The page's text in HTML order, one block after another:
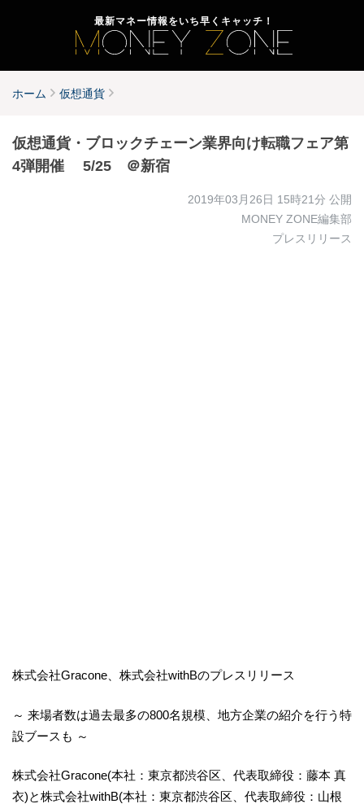
最新マネー情報をいち早くキャッチ！
ホーム 仮想通貨
仮想通貨・ブロックチェーン業界向け転職フェア第
4弾開催 5/25 ＠新宿
2019年03月26日 15時21分 公開
MONEY ZONE編集部
プレスリリース
株式会社Gracone、株式会社withBのプレスリリース
～ 来場者数は過去最多の800名規模、地方企業の紹介を行う特
設ブースも ～
株式会社Gracone(本社：東京都渋谷区、代表取締役：藤本 真
衣)と株式会社withB(本社：東京都渋谷区、代表取締役：山根